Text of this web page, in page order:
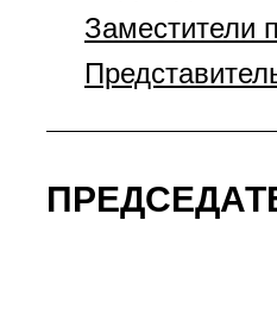
Заместители